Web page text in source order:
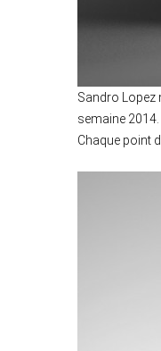
Sandro Lopez
semaine
Chaque point